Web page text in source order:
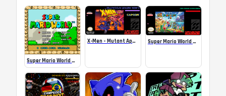
Super Mario World SA-1 Online
X-Men – Mutant Apocalypse Rebalanced Online Super Mario World Mix Online